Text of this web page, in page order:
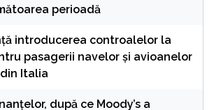
perioadă
introducerea controalelor la
pasagerii navelor și avioanelor
Italia
după ce Moody’s a